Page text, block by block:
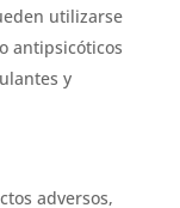
utilizarse
antipsicóticos
y
adversos,